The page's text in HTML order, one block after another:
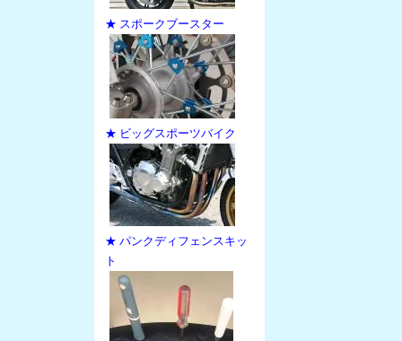
★ スポークブースター
★ ビッグスポーツバイク
★ パンクディフェンスキッ
ト